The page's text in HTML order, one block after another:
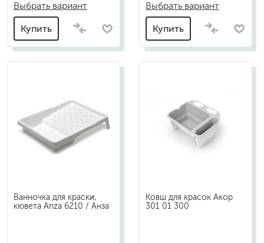
Выбрать вариант
Купить
Выбрать вариант
Купить
Ванночка для краски,
кювета Anza 6210 / Анза
Ковш для красок Акор
301 01 300